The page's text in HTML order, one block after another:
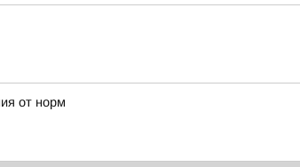
от норм